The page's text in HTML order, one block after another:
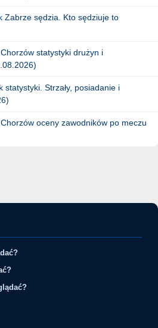
Zabrze sędzia. Kto sędziuje to
statystyki drużyn i
statystyki. Strzały, posiadanie i
oceny zawodników po meczu